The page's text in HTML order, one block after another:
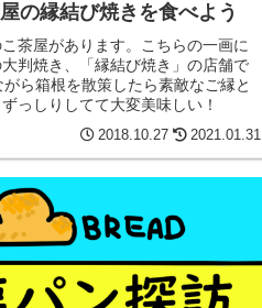
の縁結び焼きを食べよう
茶屋があります。こちらの一画に
判焼き、「縁結び焼き」の店舗で
ら箱根を散策したら素敵なご縁と
っしりしてて大変美味しい！
2018.10.27 2021.01.31